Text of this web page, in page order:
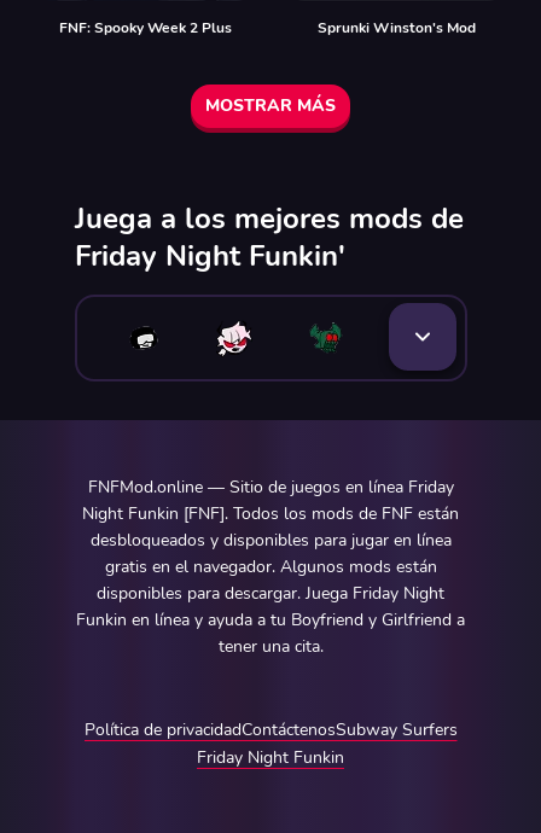
FNF: Spooky Week 2 Plus Sprunki Winston's Mod
MOSTRAR MÁS
Juega a los mejores mods de
Friday Night Funkin'
FNFMod.online — Sitio de juegos en línea Friday
Night Funkin [FNF]. Todos los mods de FNF están
desbloqueados y disponibles para jugar en línea
gratis en el navegador. Algunos mods están
disponibles para descargar. Juega Friday Night
Funkin en línea y ayuda a tu Boyfriend y Girlfriend a
tener una cita.
Política de privacidadContáctenosSubway Surfers
Friday Night Funkin